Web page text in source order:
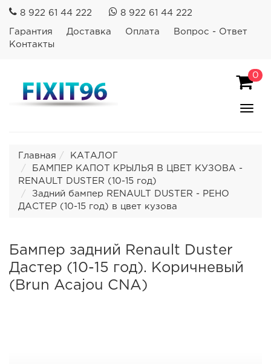
8 922 61 44 222 8 922 61 44 222
Гарантия Доставка Оплата
Вопрос - Ответ
Контакты
0
Главная
КАТАЛОГ
БАМПЕР КАПОТ КРЫЛЬЯ В ЦВЕТ КУЗОВА -
RENAULT DUSTER (10-15 год)
Задний бампер RENAULT DUSTER - РЕНО
ДАСТЕР (10-15 год) в цвет кузова
Бампер задний Renault Duster
Дастер (10-15 год). Коричневый
(Brun Acajou CNA)